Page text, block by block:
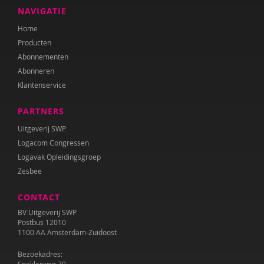
NAVIGATIE
Home
Producten
Abonnementen
Abonneren
Klantenservice
PARTNERS
Uitgeverij SWP
Logacom Congressen
Logavak Opleidingsgroep
Zesbee
CONTACT
BV Uitgeverij SWP
Postbus 12010
1100 AA Amsterdam-Zuidoost
Bezoekadres: